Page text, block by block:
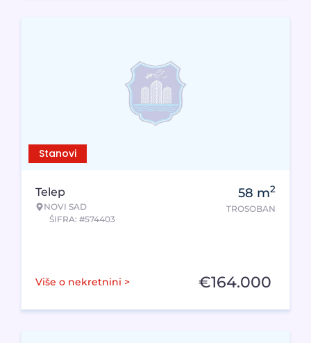
Stanovi
Telep
NOVI SAD
ŠIFRA: #574403
58 m2
TROSOBAN
Više o nekretnini > €164.000